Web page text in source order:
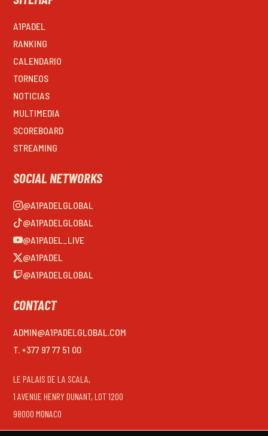
A1PADEL
RANKING
CALENDARIO
TORNEOS
NOTICIAS
MULTIMEDIA
SCOREBOARD
STREAMING
SOCIAL NETWORKS
@A1PADELGLOBAL
@A1PADELGLOBAL
@A1PADEL_LIVE
@A1PADEL
@A1PADELGLOBAL
CONTACT
ADMIN@A1PADELGLOBAL.COM
T. +377 97 77 51 00
LE PALAIS DE LA SCALA,
1 AVENUE HENRY DUNANT, LOT 1200
98000 MONACO